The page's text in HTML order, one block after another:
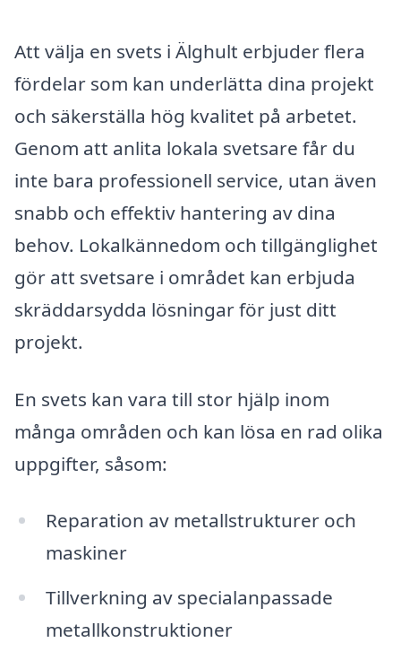
Att välja en svets i Älghult erbjuder flera
fördelar som kan underlätta dina projekt
och säkerställa hög kvalitet på arbetet.
Genom att anlita lokala svetsare får du
inte bara professionell service, utan även
snabb och effektiv hantering av dina
behov. Lokalkännedom och tillgänglighet
gör att svetsare i området kan erbjuda
skräddarsydda lösningar för just ditt
projekt.
En svets kan vara till stor hjälp inom
många områden och kan lösa en rad olika
uppgifter, såsom:
Reparation av metallstrukturer och
maskiner
Tillverkning av specialanpassade
metallkonstruktioner